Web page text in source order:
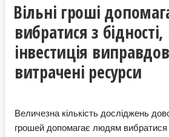
Вільні гроші
вибратися з бідності,
інвестиція
витрачені ресурси
Величезна кількість досліджень
грошей допомагає людям вибратися